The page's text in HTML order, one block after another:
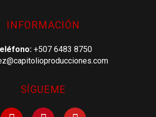
INFORMACIÓN
+507 6483 8750
SÍGUEME